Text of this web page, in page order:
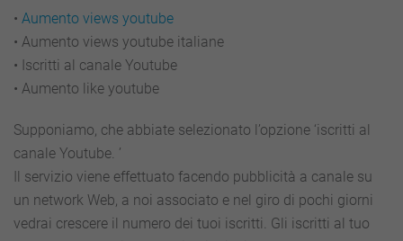
• Aumento views youtube
• Aumento views youtube italiane
• Iscritti al canale Youtube
• Aumento like youtube
Supponiamo, che abbiate selezionato l’opzione ‘iscritti al
canale Youtube. ’
Il servizio viene effettuato facendo pubblicità a canale su
un network Web, a noi associato e nel giro di pochi giorni
vedrai crescere il numero dei tuoi iscritti. Gli iscritti al tuo